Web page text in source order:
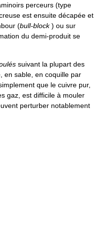
perceurs (type
est ensuite décapée et
(bull-block) ou sur
du demi-produit se
suivant la plupart des
en sable, en coquille par
que le cuivre pur,
gaz, est difficile à mouler
perturber notablement